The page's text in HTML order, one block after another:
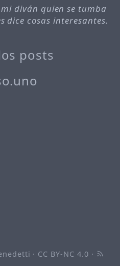
diván quien se tumba
dice cosas interesantes.
posts
· CC BY-NC 4.0 ·